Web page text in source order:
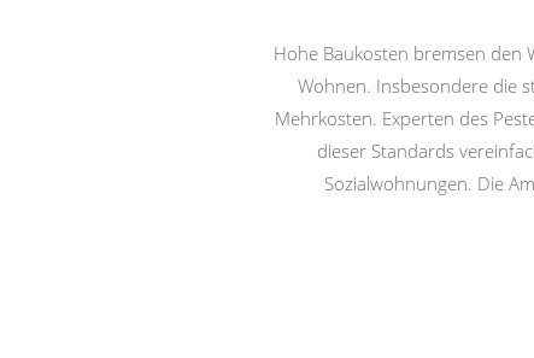
Hohe Baukosten bremsen den
Wohnen. Insbesondere die
Mehrkosten. Experten des
dieser Standards
Sozialwohnungen. Die